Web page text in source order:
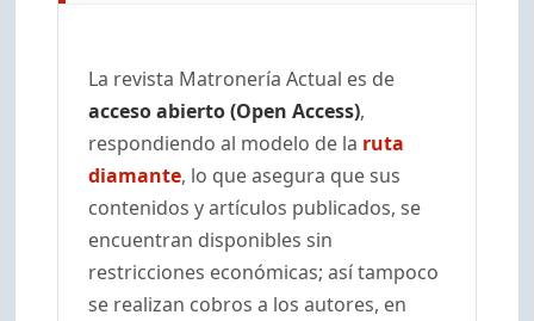
La revista Matronería Actual es de
acceso abierto (Open Access),
respondiendo al modelo de la ruta
diamante, lo que asegura que sus
contenidos y artículos publicados, se
encuentran disponibles sin
restricciones económicas; así tampoco
se realizan cobros a los autores, en